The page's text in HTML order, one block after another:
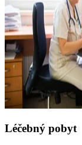
Léčebný pobyt